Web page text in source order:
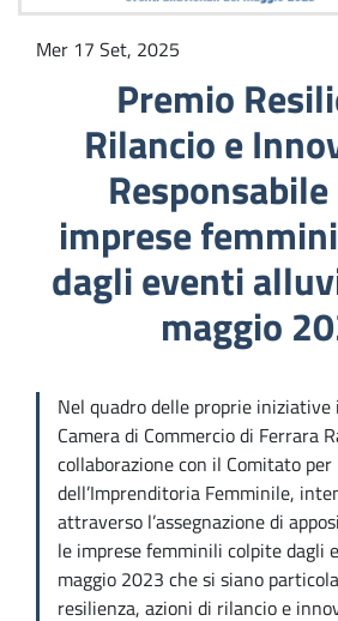
Mer 17 Set, 2025
Premio
Rilancio e
imprese
dagli eventi
maggio
Nel quadro delle proprie
Camera di Commercio di Ferrara
collaborazione con il Comitato
dell’Imprenditoria Femminile,
attraverso l’assegnazione di
le imprese femminili colpite dagli
maggio 2023 che si siano
resilienza, azioni di rilancio e